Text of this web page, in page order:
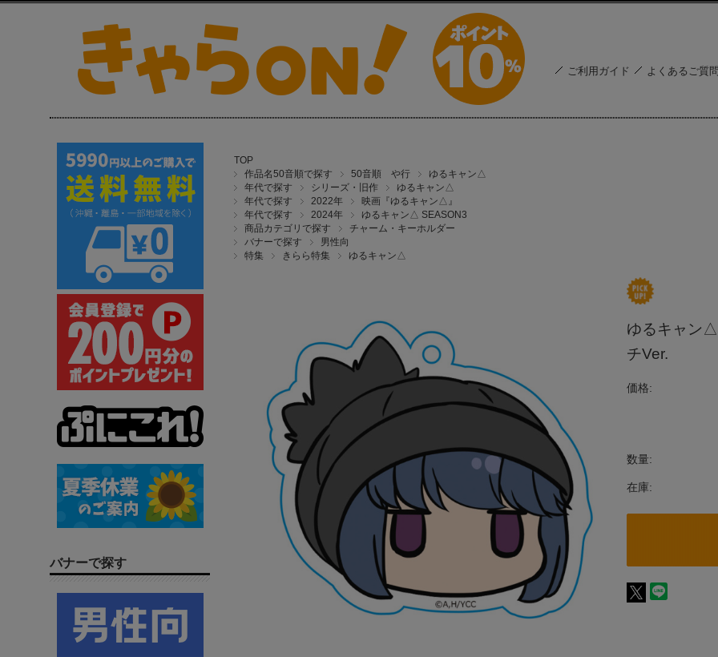
ご利用ガイド よくあるご質問
TOP
作品名50音順で探す
50音順 や行
ゆるキャン△
年代で探す
シリーズ・旧作
ゆるキャン△
年代で探す
2022年
映画『ゆるキャン△』
年代で探す
2024年
ゆるキャン△ SEASON3
商品カテゴリで探す
チャーム・キーホルダー
バナーで探す
男性向
特集
きらら特集 ゆるキャン△
ゆるキャン
チVer.
価格:
数量:
在庫:
バナーで探す